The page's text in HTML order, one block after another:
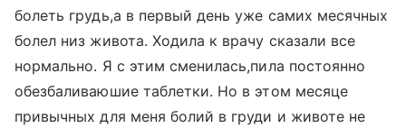
болеть грудь,а в первый день уже самих месячных
болел низ живота. Ходила к врачу сказали все
нормально. Я с этим сменилась,пила постоянно
обезбаливаюшие таблетки. Но в этом месяце
привычных для меня болий в груди и животе не